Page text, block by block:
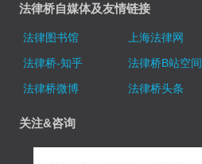
法律桥自媒体及友情链接
法律图书馆 上海法律网
法律桥-知乎
法律桥B站空间
法律桥微博
法律桥头条
关注&咨询